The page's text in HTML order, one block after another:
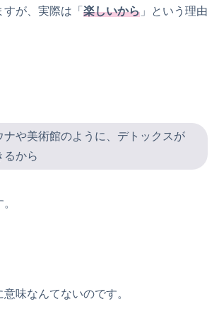
が、実際は「 楽しいから 」という理由
ナや美術館のように、デトックスが
るから
味なんてないのです。